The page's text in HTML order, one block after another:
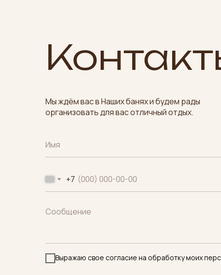
Мы ждём вас в Наших банях и будем рады
организовать для вас отличный отдых.
+7
Выражаю свое согласие на обработку моих